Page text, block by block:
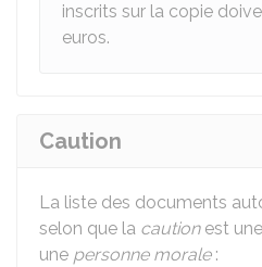
inscrits sur la copie
euros.
Caution
La liste des documents
selon que la cautionest une
une personne morale: